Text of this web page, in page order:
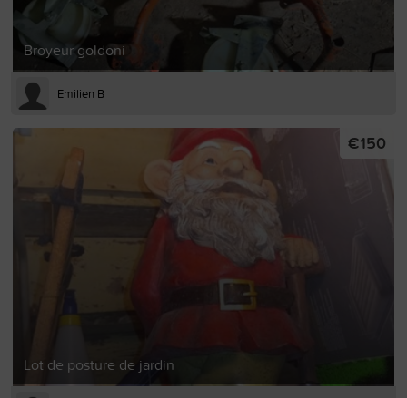
Broyeur goldoni
Emilien B
Lot de posture de jardin
€150